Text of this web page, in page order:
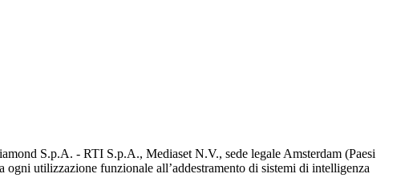
S.p.A. - RTI S.p.A., Mediaset N.V., sede legale Amsterdam (Paesi
utilizzazione funzionale all’addestramento di sistemi di intelligenza